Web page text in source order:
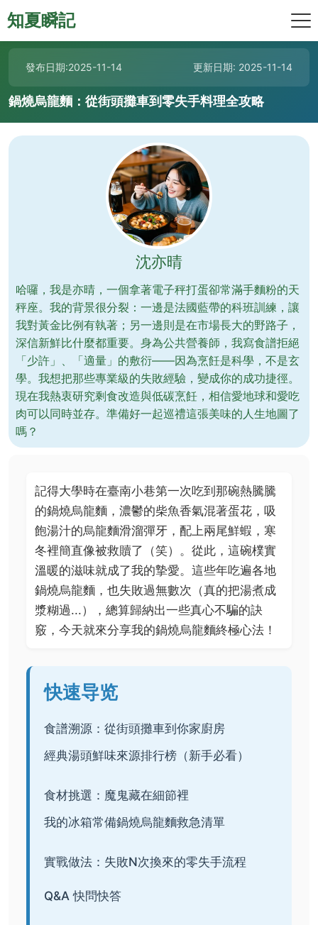
知夏瞬記
發布日期:2025-11-14 更新日期: 2025-11-14
鍋燒烏龍麵：從街頭攤車到零失手料理全攻略
沈亦晴
哈囉，我是亦晴，一個拿著電子秤打蛋卻常滿手麵粉的天
秤座。我的背景很分裂：一邊是法國藍帶的科班訓練，讓
我對黃金比例有執著；另一邊則是在市場長大的野路子，
深信新鮮比什麼都重要。身為公共營養師，我寫食譜拒絕
「少許」、「適量」的敷衍——因為烹飪是科學，不是玄
學。我想把那些專業級的失敗經驗，變成你的成功捷徑。
現在我熱衷研究剩食改造與低碳烹飪，相信愛地球和愛吃
肉可以同時並存。準備好一起巡禮這張美味的人生地圖了
嗎？
記得大學時在臺南小巷第一次吃到那碗熱騰騰
的鍋燒烏龍麵，濃鬱的柴魚香氣混著蛋花，吸
飽湯汁的烏龍麵滑溜彈牙，配上兩尾鮮蝦，寒
冬裡簡直像被救贖了（笑）。從此，這碗樸實
溫暖的滋味就成了我的摯愛。這些年吃遍各地
鍋燒烏龍麵，也失敗過無數次（真的把湯煮成
漿糊過...），總算歸納出一些真心不騙的訣
竅，今天就來分享我的鍋燒烏龍麵終極心法！
快速导览
食譜溯源：從街頭攤車到你家廚房
經典湯頭鮮味來源排行榜（新手必看）
食材挑選：魔鬼藏在細節裡
我的冰箱常備鍋燒烏龍麵救急清單
實戰做法：失敗N次換來的零失手流程
Q&A 快問快答